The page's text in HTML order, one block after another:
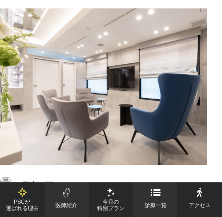
大阪メトロ四つ橋線「西梅田駅」徒歩2分
PSCが
選ばれる理由
医師紹介
今月の
特別プラン
診療一覧 アクセス